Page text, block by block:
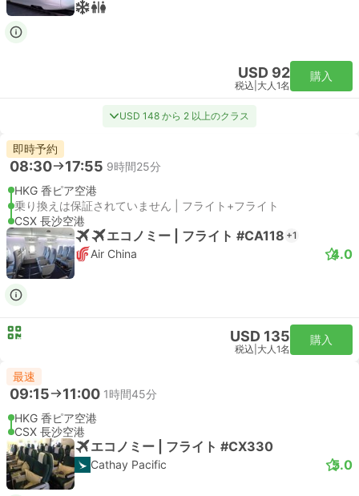
USD 92
税込 大人1名
購入
USD 148 から 2 以上のクラス
即時予約
08:30 17:55 9時間25分
HKG 香ピア空港
乗り換えは保証されていません | フライト+フライト
CSX 長沙空港
エコノミー | フライト #CA118 +1
Air China 4.0
USD 135
税込 大人1名
購入
最速
09:15 11:00 1時間45分
HKG 香ピア空港
CSX 長沙空港
エコノミー | フライト #CX330
Cathay Pacific 5.0